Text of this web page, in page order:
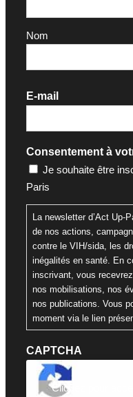
Nom
E-mail
Consentement à
Je souhaite être
Paris
La newsletter d’Act Up-
de nos actions,
contre le VIH/sida, les
inégalités en santé. En
inscrivant, vous
nos mobilisations, nos
nos publications. Vous
moment via le lien
CAPTCHA
Cliquez pour